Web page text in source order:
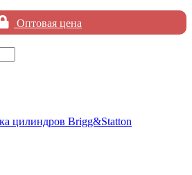
Оптовая цена
цилиндров Brigg&Statton